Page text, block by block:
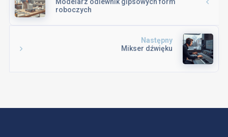
roboczych
Następny
Mikser dźwięku